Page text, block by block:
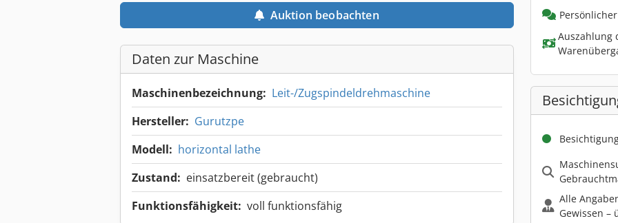
Auktion beobachten
Daten zur Maschine
Maschinenbezeichnung: Leit-/Zugspindeldrehmaschine
Hersteller: Gurutzpe
Modell: horizontal lathe
Zustand: einsatzbereit (gebraucht)
Funktionsfähigkeit: voll funktionsfähig
Auszahlung
Alle
Gewissen –